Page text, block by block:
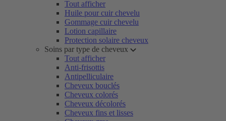
Tout afficher
Huile pour cuir chevelu
Gommage cuir chevelu
Lotion capillaire
Protection solaire cheveux
Soins par type de cheveux
Tout afficher
Anti-frisottis
Antipelliculaire
Cheveux bouclés
Cheveux colorés
Cheveux décolorés
Cheveux fins et lisses